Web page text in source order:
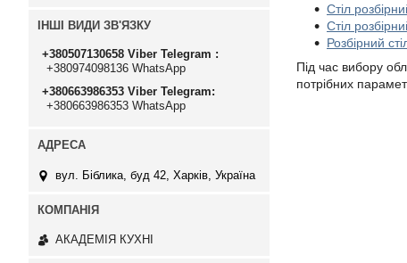
Стіл
Стіл
Розбірний
Під час вибору
потрібних
ІНШІ ВИДИ ЗВ'ЯЗКУ
+380507130658 Viber Telegram
+380974098136 WhatsApp
+380663986353 Viber Telegram
+380663986353 WhatsApp
вул. Біблика, буд 42, Харків, Україна
АКАДЕМІЯ КУХНІ